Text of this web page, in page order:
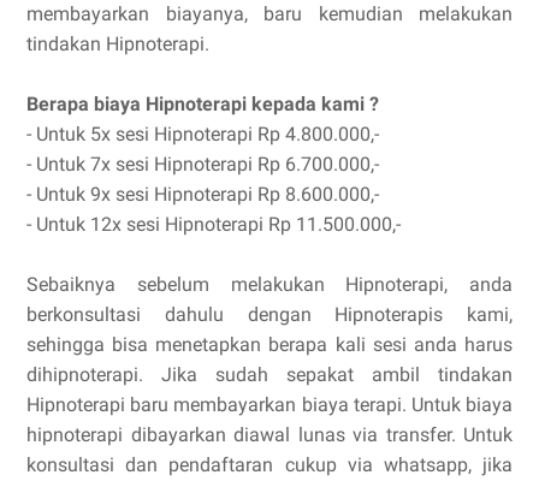
membayarkan biayanya, baru kemudian melakukan
tindakan Hipnoterapi.
Berapa biaya Hipnoterapi kepada kami ?
- Untuk 5x sesi Hipnoterapi Rp 4.800.000,-
- Untuk 7x sesi Hipnoterapi Rp 6.700.000,-
- Untuk 9x sesi Hipnoterapi Rp 8.600.000,-
- Untuk 12x sesi Hipnoterapi Rp 11.500.000,-
Sebaiknya sebelum melakukan Hipnoterapi, anda
berkonsultasi dahulu dengan Hipnoterapis kami,
sehingga bisa menetapkan berapa kali sesi anda harus
dihipnoterapi. Jika sudah sepakat ambil tindakan
Hipnoterapi baru membayarkan biaya terapi. Untuk biaya
hipnoterapi dibayarkan diawal lunas via transfer. Untuk
konsultasi dan pendaftaran cukup via whatsapp, jika